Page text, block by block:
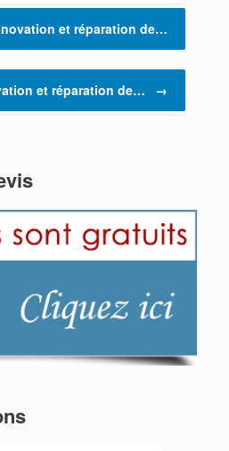
et réparation de…
et réparation de… →